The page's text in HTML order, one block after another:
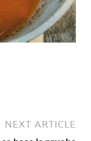
NEXT ARTICLE